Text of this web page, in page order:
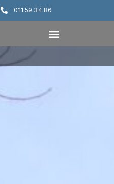
011.59.34.86